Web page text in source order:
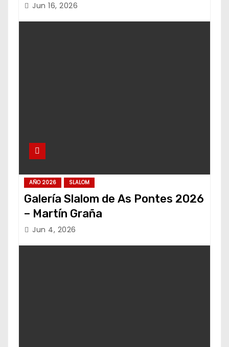
Jun 16, 2026
AÑO 2026 SLALOM
Galería Slalom de As Pontes 2026
– Martín Graña
Jun 4, 2026